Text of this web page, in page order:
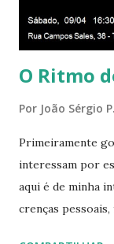
aqui entre,
só presença aqui:
O Ritmo
Por João Sérgio
Primeiramente
interessam por
aqui é de minha
crenças